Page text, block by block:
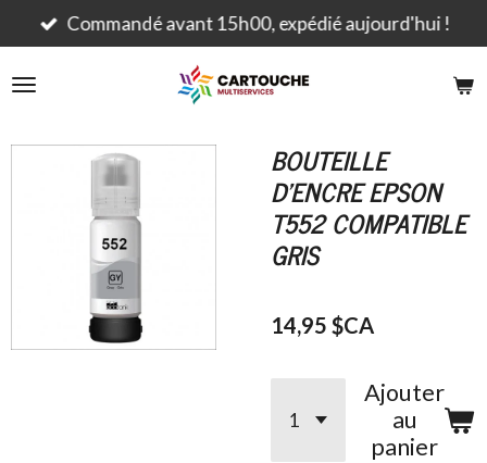
Passer
au
contenu
Commandé avant 15h00, expédié aujourd'hui !
BOUTEILLE
D'ENCRE EPSON
T552 COMPATIBLE
GRIS
14,95 $CA
Ajouter
au
panier